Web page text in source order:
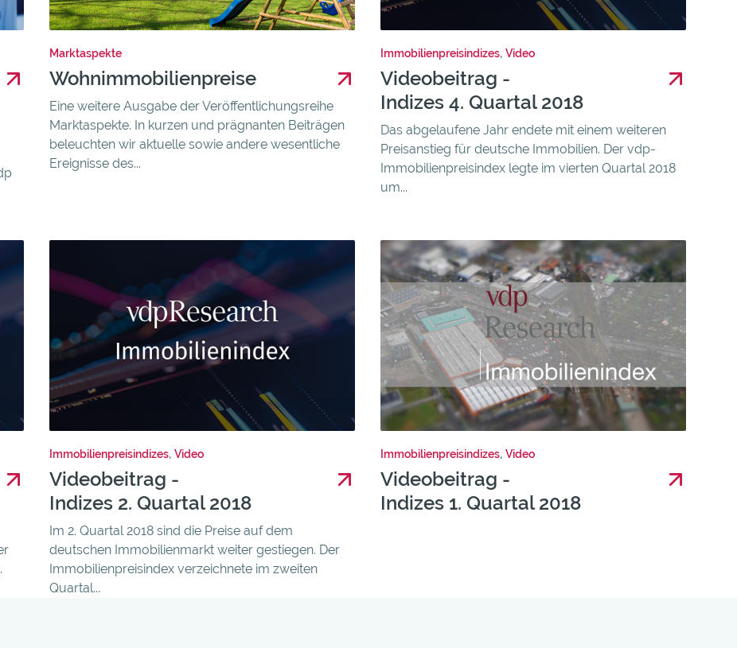
Marktaspekte
Wohnimmobilienpreise
Eine weitere Ausgabe der Veröffentlichungsreihe
Marktaspekte. In kurzen und prägnanten Beiträgen
beleuchten wir aktuelle sowie andere wesentliche
Ereignisse des...
Immobilienpreisindizes, Video
Videobeitrag -
Indizes 4. Quartal 2018
Das abgelaufene Jahr endete mit einem weiteren
Preisanstieg für deutsche Immobilien. Der vdp-
Immobilienpreisindex legte im vierten Quartal 2018
um...
Immobilienpreisindizes, Video
Videobeitrag -
Indizes 2. Quartal 2018
Im 2. Quartal 2018 sind die Preise auf dem
deutschen Immobilienmarkt weiter gestiegen. Der
Immobilienpreisindex verzeichnete im zweiten
Quartal...
Immobilienpreisindizes, Video
Videobeitrag -
Indizes 1. Quartal 2018